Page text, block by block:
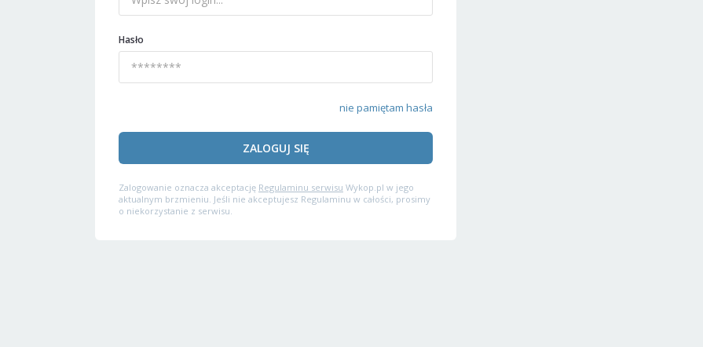
Hasło
nie pamiętam hasła
ZALOGUJ SIĘ
Zalogowanie oznacza akceptację Regulaminu serwisu Wykop.pl w jego
aktualnym brzmieniu. Jeśli nie akceptujesz Regulaminu w całości, prosimy
o niekorzystanie z serwisu.